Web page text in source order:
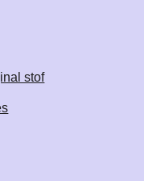
stof